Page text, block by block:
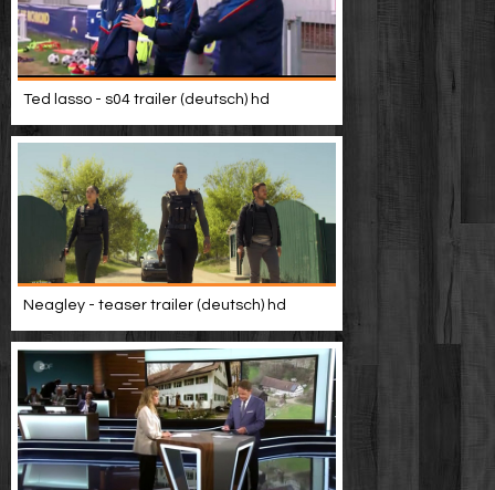
Informationen
Video suchen
Ted lasso - s04 trailer (deutsch) hd
Neagley - teaser trailer (deutsch) hd